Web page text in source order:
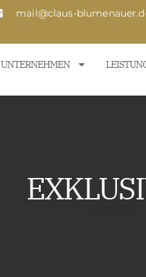
mail@claus-
UNTERNEHMEN